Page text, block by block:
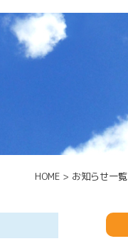
HOME > お知らせ一覧